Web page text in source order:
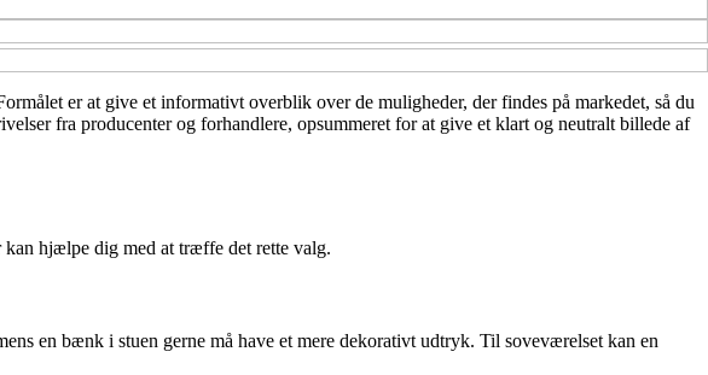
er at give et informativt overblik over de muligheder, der findes på markedet, så du
fra producenter og forhandlere, opsummeret for at give et klart og neutralt billede af
hjælpe dig med at træffe det rette valg.
en bænk i stuen gerne må have et mere dekorativt udtryk. Til soveværelset kan en